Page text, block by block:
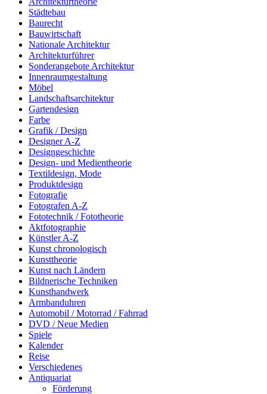
Städtebau
Baurecht
Bauwirtschaft
Nationale Architektur
Architekturführer
Sonderangebote Architektur
Innenraumgestaltung
Möbel
Landschaftsarchitektur
Gartendesign
Farbe
Grafik / Design
Designer A-Z
Designgeschichte
Design- und Medientheorie
Textildesign, Mode
Produktdesign
Fotografie
Fotografen A-Z
Fototechnik / Fototheorie
Aktfotographie
Künstler A-Z
Kunst chronologisch
Kunsttheorie
Kunst nach Ländern
Bildnerische Techniken
Kunsthandwerk
Armbanduhren
Automobil / Motorrad / Fahrrad
DVD / Neue Medien
Spiele
Kalender
Reise
Verschiedenes
Antiquariat
Förderung